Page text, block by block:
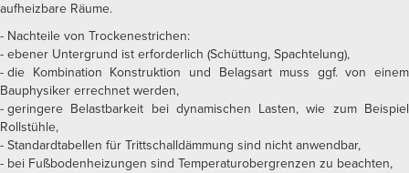
aufheizbare Räume.
Nachteile von Trockenestrichen:
ebener Untergrund ist erforderlich (Schüttung, Spachtelung),
die Kombination Konstruktion und Belagsart muss ggf. von einem
Bauphysiker errechnet werden,
geringere Belastbarkeit bei dynamischen Lasten, wie zum Beispiel
Rollstühle,
Standardtabellen für Trittschalldämmung sind nicht anwendbar,
bei Fußbodenheizungen sind Temperaturobergrenzen zu beachten,